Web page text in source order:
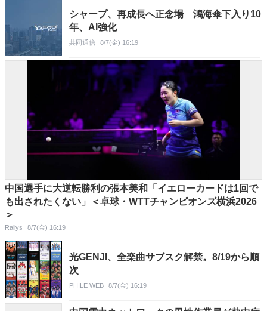
シャープ、再成長へ正念場 鴻海傘下入り10
年、AI強化
共同通信 8/7(金) 16:19
中国選手に大逆転勝利の張本美和「イエローカードは1回で
も出されたくない」＜卓球・WTTチャンピオンズ横浜2026
＞
Rallys 8/7(金) 16:19
光GENJI、全楽曲サブスク解禁。8/19から順
次
PHILE WEB 8/7(金) 16:19